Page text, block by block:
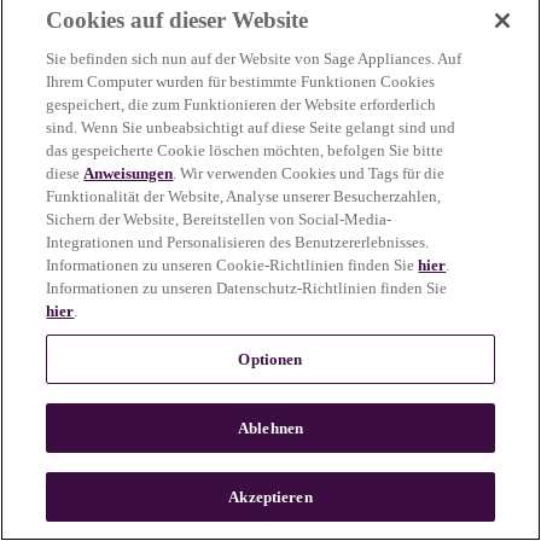
more information)
n
Cookies auf dieser Website
Sie befinden sich nun auf der Website von Sage Appliances. Auf
Ihrem Computer wurden für bestimmte Funktionen Cookies
gespeichert, die zum Funktionieren der Website erforderlich
sind. Wenn Sie unbeabsichtigt auf diese Seite gelangt sind und
das gespeicherte Cookie löschen möchten, befolgen Sie bitte
dieseAnweisungen. Wir verwenden Cookies und Tags für die
Funktionalität der Website, Analyse unserer Besucherzahlen,
Sichern der Website, Bereitstellen von Social-Media-
Integrationen und Personalisieren des Benutzererlebnisses.
Informationen zu unseren Cookie-Richtlinien finden Siehier.
Informationen zu unseren Datenschutz-Richtlinien finden Sie
hier.
Optionen
Ablehnen
Akzeptieren